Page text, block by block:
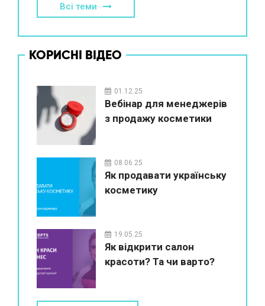
Всі теми
КОРИСНІ ВІДЕО
01.12.25
Вебінар для менеджерів
з продажу косметики
08.06.25
Як продавати українську
косметику
19.05.25
Як відкрити салон
красоти? Та чи варто?